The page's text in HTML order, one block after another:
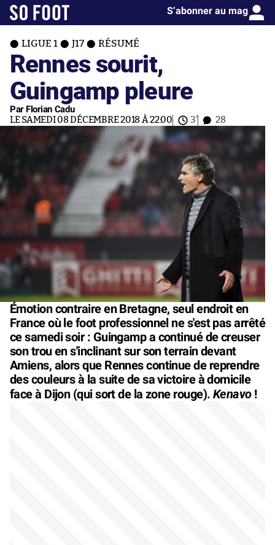
S’abonner au mag
LIGUE 1 J17 RÉSUMÉ
Rennes sourit,
Guingamp pleure
Par Florian Cadu
LE SAMEDI 08 DÉCEMBRE 2018 À 22:00 3' 28
Émotion contraire en Bretagne, seul endroit en
France où le foot professionnel ne s'est pas arrêté
ce samedi soir : Guingamp a continué de creuser
son trou en s'inclinant sur son terrain devant
Amiens, alors que Rennes continue de reprendre
des couleurs à la suite de sa victoire à domicile
face à Dijon (qui sort de la zone rouge). Kenavo!